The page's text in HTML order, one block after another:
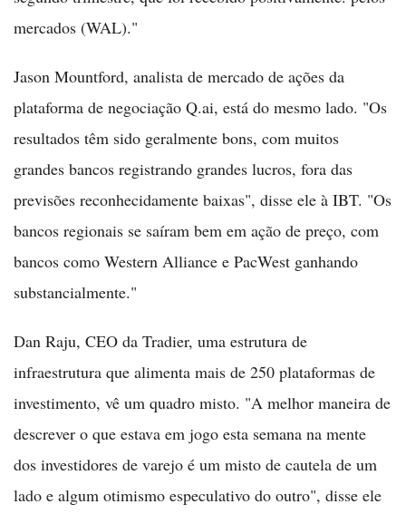
mercados (WAL)."
Jason Mountford, analista de mercado de ações da
plataforma de negociação Q.ai, está do mesmo lado. "Os
resultados têm sido geralmente bons, com muitos
grandes bancos registrando grandes lucros, fora das
previsões reconhecidamente baixas", disse ele à IBT. "Os
bancos regionais se saíram bem em ação de preço, com
bancos como Western Alliance e PacWest ganhando
substancialmente."
Dan Raju, CEO da Tradier, uma estrutura de
infraestrutura que alimenta mais de 250 plataformas de
investimento, vê um quadro misto. "A melhor maneira de
descrever o que estava em jogo esta semana na mente
dos investidores de varejo é um misto de cautela de um
lado e algum otimismo especulativo do outro", disse ele